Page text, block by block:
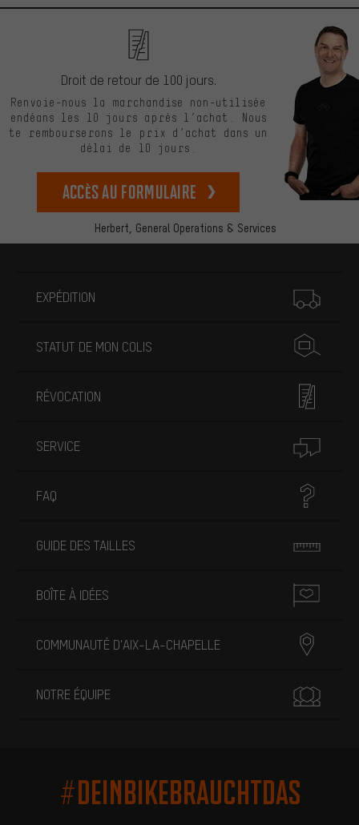
Herbert, General Operations & Services
Droit de retour de 100 jours.
Renvoie-nous la marchandise non-utilisée
endéans les 10 jours après l’achat. Nous
te rembourserons le prix d’achat dans un
délai de 10 jours.
Accès au formulaire
EXPÉDITION
STATUT DE MON COLIS
RÉVOCATION
SERVICE
FAQ
GUIDE DES TAILLES
BOÎTE À IDÉES
COMMUNAUTÉ D'AIX-LA-CHAPELLE
NOTRE ÉQUIPE
#DEINBIKEBRAUCHTDAS